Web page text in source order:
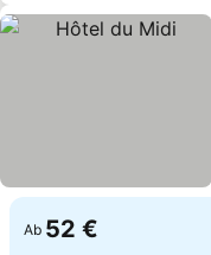
Ab 52 €